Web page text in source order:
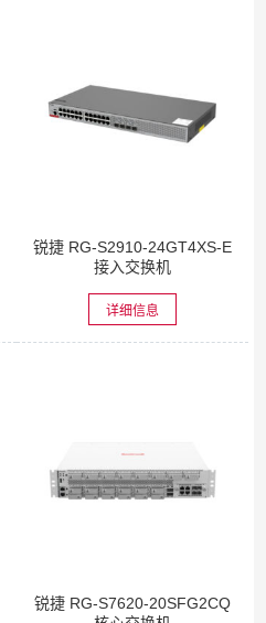
锐捷 RG-S2910-24GT4XS-E
接入交换机
详细信息
锐捷 RG-S7620-20SFG2CQ